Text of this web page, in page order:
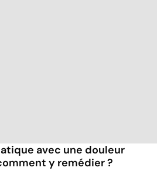
avec une douleur
y remédier ?